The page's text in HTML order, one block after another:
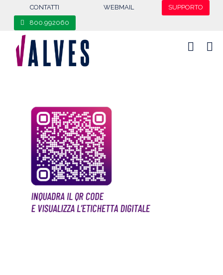
CONTATTI WEBMAIL SUPPORTO
800.992060